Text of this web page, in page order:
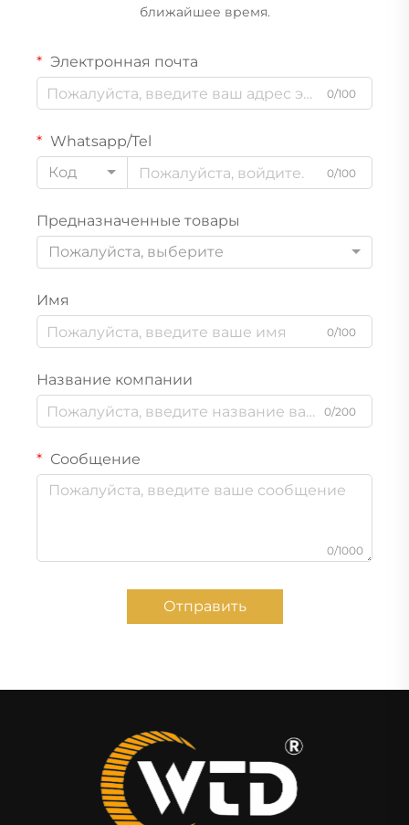
ближайшее время.
Электронная почта
0/100
Whatsapp/Tel
Код
0/100
Предназначенные товары
Пожалуйста, выберите
Имя
0/100
Название компании
0/200
Сообщение
0/1000
Отправить